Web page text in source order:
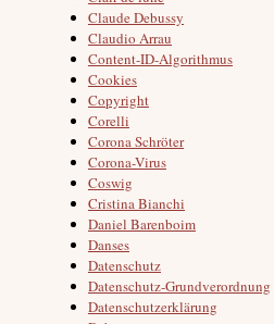
Claude Debussy
Claudio Arrau
Content-ID-Algorithmus
Cookies
Copyright
Corelli
Corona Schröter
Corona-Virus
Coswig
Cristina Bianchi
Daniel Barenboim
Danses
Datenschutz
Datenschutz-Grundverordnung
Datenschutzerklärung